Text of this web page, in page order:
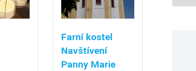
Farní kostel
Navštívení
Panny Marie